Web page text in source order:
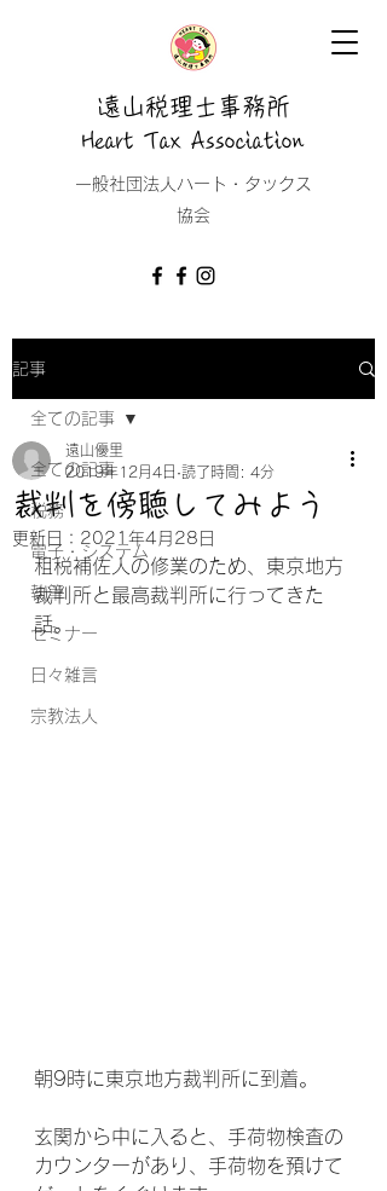
遠山税理士事務所
Heart Tax Association
​一般社団法人ハート・タックス
協会
記事
全ての記事
税務
電子・システム
執筆
セミナー
日々雑言
宗教法人
全ての記事
裁判を傍聴してみよう
遠山優里
2019年12月4日 読了時間: 4分
更新日： 2021年4月28日
租税補佐人の修業のため、東京地方
裁判所と最高裁判所に行ってきた
話。
朝9時に東京地方裁判所に到着。
玄関から中に入ると、手荷物検査の
カウンターがあり、手荷物を預けて